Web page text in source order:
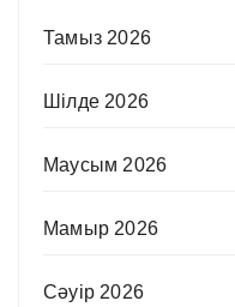
Тамыз 2026
Шілде 2026
Маусым 2026
Мамыр 2026
Сәуір 2026